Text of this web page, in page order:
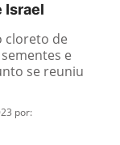
Israel
cloreto de
e
se reuniu
por: